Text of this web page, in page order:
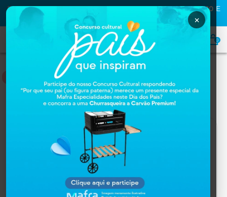
PRIMEIRA COMPRA NA MAFRA? USE O CUPOMMAFRA10 E
GANHE
0
DERMOCOSMÉTICOS
Home DERMOCOSMÉTICOS
×